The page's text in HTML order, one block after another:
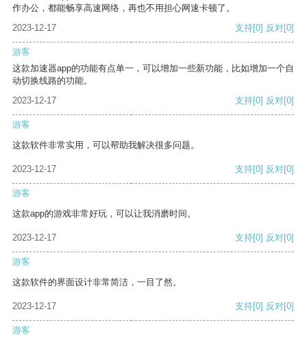
作办公，都能畅享高速网络，再也不用担心网速卡顿了。
2023-12-17
支持[0] 反对[0]
游客
这款加速器app的功能有点单一，可以增加一些新功能，比如增加一个自
动切换线路的功能。
2023-12-17
支持[0] 反对[0]
游客
这款软件非常实用，可以帮助我解决很多问题。
2023-12-17 支持[0] 反对[0]
游客
这款app的游戏非常好玩，可以让我消磨时间。
2023-12-17 支持[0] 反对[0]
游客
这款软件的界面设计非常简洁，一目了然。
2023-12-17 支持[0] 反对[0]
游客